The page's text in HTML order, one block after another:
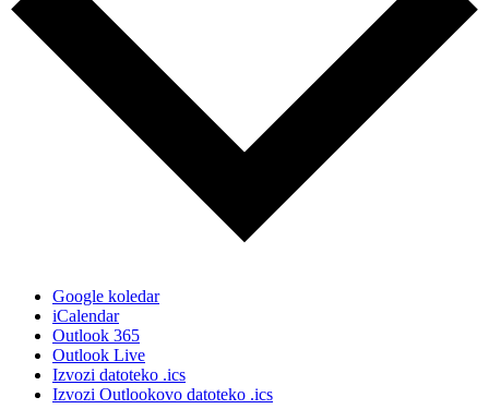
Google koledar
iCalendar
Outlook 365
Outlook Live
Izvozi datoteko .ics
Izvozi Outlookovo datoteko .ics